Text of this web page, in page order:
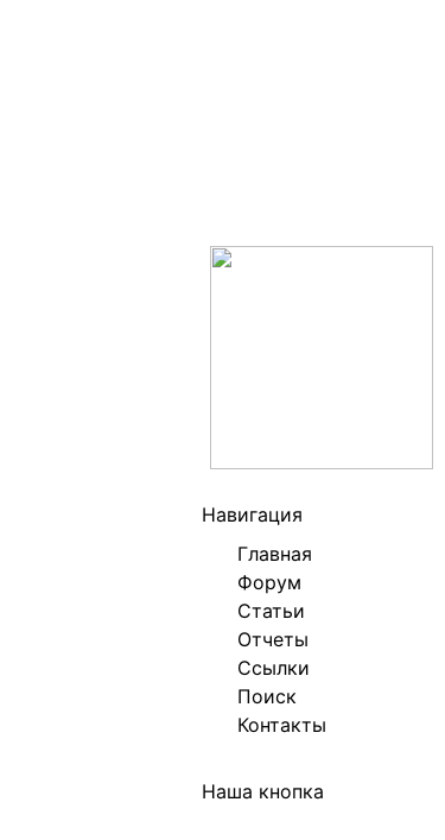
Навигация
Главная
Форум
Статьи
Отчеты
Ссылки
Поиск
Контакты
Наша кнопка